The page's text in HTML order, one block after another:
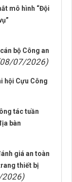
mô hình “Đội
bộ Công an
07/2026)
hội Cựu Công
tác tuần
bàn
giá an toàn
thiết bị